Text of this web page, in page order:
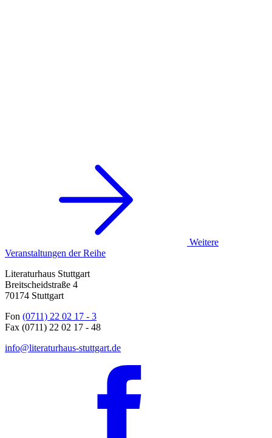
Weitere
Veranstaltungen der Reihe
Literaturhaus Stuttgart
Breitscheidstraße 4
70174 Stuttgart
Fon (0711) 22 02 17 - 3
Fax (0711) 22 02 17 - 48
info@literaturhaus-stuttgart.de